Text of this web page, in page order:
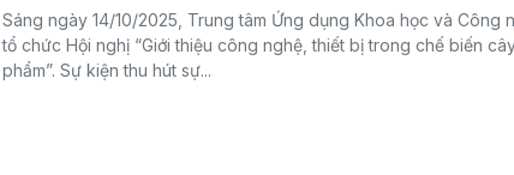
Sáng ngày 14/10/2025, Trung tâm Ứng dụng Khoa học và Công
tổ chức Hội nghị “Giới thiệu công nghệ, thiết bị trong chế biến
phẩm”. Sự kiện thu hút sự...